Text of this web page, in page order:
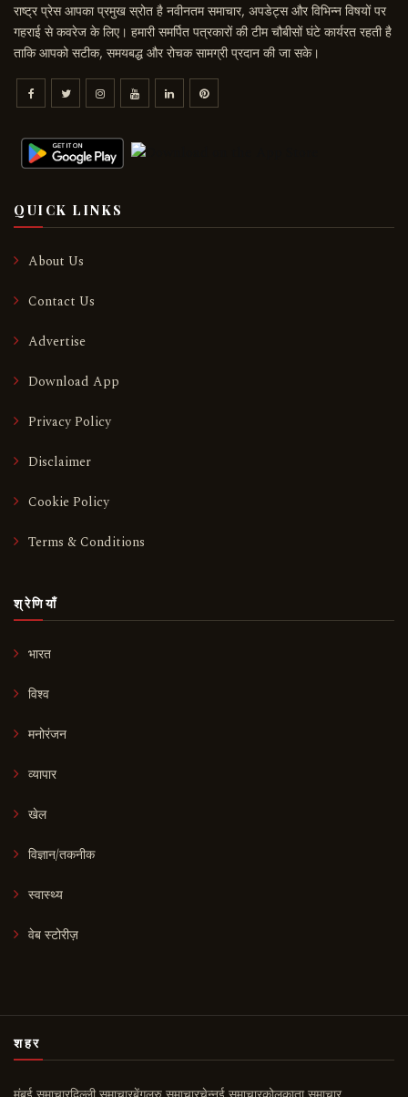
राष्ट्र प्रेस आपका प्रमुख स्रोत है नवीनतम समाचार, अपडेट्स और विभिन्न विषयों पर
गहराई से कवरेज के लिए। हमारी समर्पित पत्रकारों की टीम चौबीसों घंटे कार्यरत रहती है
ताकि आपको सटीक, समयबद्ध और रोचक सामग्री प्रदान की जा सके।
QUICK LINKS
About Us
Contact Us
Advertise
Download App
Privacy Policy
Disclaimer
Cookie Policy
Terms & Conditions
श्रेणियाँ
भारत
विश्व
मनोरंजन
व्यापार
खेल
विज्ञान/तकनीक
स्वास्थ्य
वेब स्टोरीज़
शहर